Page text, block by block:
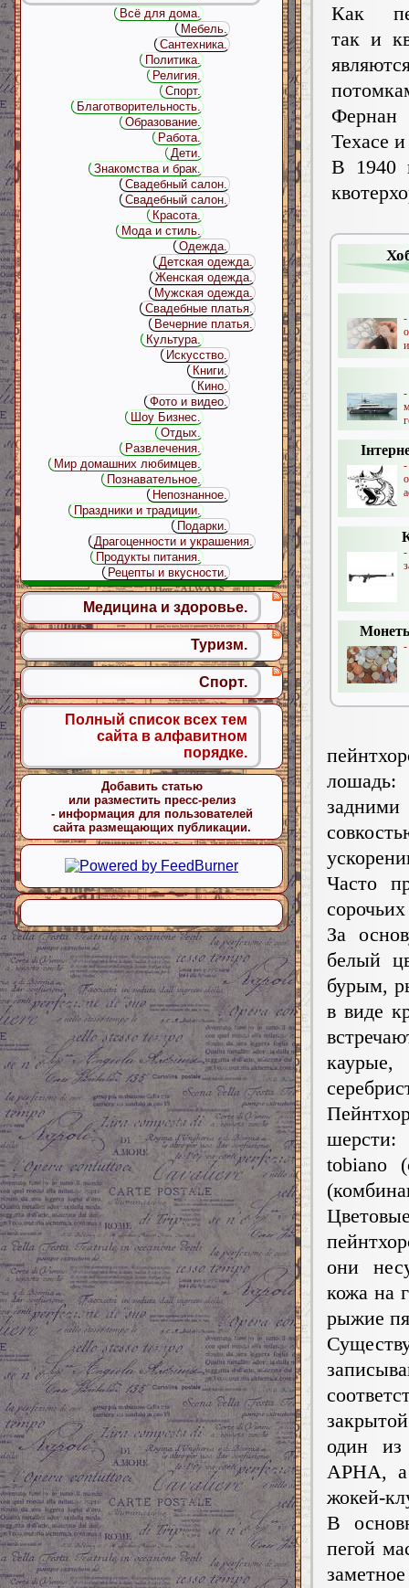
-
-
-
Как
так и
Фернан
Техасе
В 1940
лошадь:
Часто
сорочьих
За
белый
бурым,
в виде
tobiano
они
кожа на
рыжие
один из
APHA,
жокей-
В
пегой
Всё для дома.
Мебель.
Сантехника.
Политика.
Религия.
Спорт.
Благотворительность.
Образование.
Работа.
Дети.
Знакомства и брак.
Свадебный салон.
Свадебный салон.
Красота.
Мода и стиль.
Одежда.
Детская одежда.
Женская одежда.
Мужская одежда.
Свадебные платья.
Вечерние платья.
Культура.
Искусство.
Книги.
Кино.
Фото и видео.
Шоу Бизнес.
Отдых.
Развлечения.
Мир домашних любимцев.
Познавательное.
Непознанное.
Праздники и традиции.
Подарки.
Драгоценности и украшения.
Продукты питания.
Рецепты и вкусности.
Медицина и здоровье.
Туризм.
Спорт.
Полный список всех тем
сайта в алфавитном
порядке.
Добавить статью
или разместить пресс-релиз
- информация для пользователей
сайта размещающих публикации.